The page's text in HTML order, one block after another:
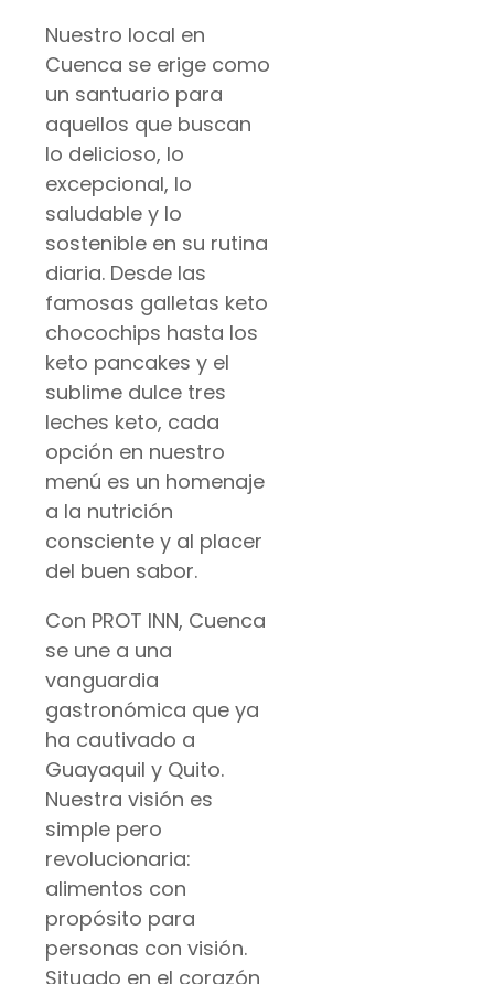
Nuestro local en
Cuenca se erige como
un santuario para
aquellos que buscan
lo delicioso, lo
excepcional, lo
saludable y lo
sostenible en su rutina
diaria. Desde las
famosas galletas keto
chocochips hasta los
keto pancakes y el
sublime dulce tres
leches keto, cada
opción en nuestro
menú es un homenaje
a la nutrición
consciente y al placer
del buen sabor.
Con PROT INN, Cuenca
se une a una
vanguardia
gastronómica que ya
ha cautivado a
Guayaquil y Quito.
Nuestra visión es
simple pero
revolucionaria:
alimentos con
propósito para
personas con visión.
Situado en el corazón